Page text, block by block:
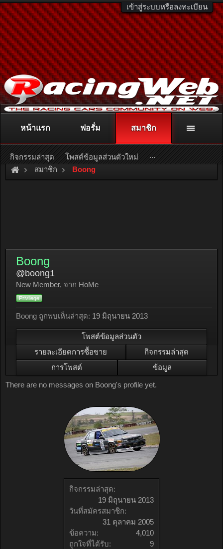
เข้าสู่ระบบหรือลงทะเบียน
ติดต่อลงโฆษณา racingweb@gmail.comหรือโทร. 081-811-1138
หรืออ่านรายละเอียดเพิ่มเติม คลิกที่นี่
สมาชิก Boong
กิจกรรมล่าสุด:
19 มิถุนายน 2013
วันที่สมัครสมาชิก:
31 ตุลาคม 2005
ข้อความ:
4,010
ถูกใจที่ได้รับ:
9
Boong
@boong1
New Member, จาก HoMe
Privilege
Boong ถูกพบเห็นล่าสุด: 19 มิถุนายน 2013
โพสต์ข้อมูลส่วนตัว
รายละเอียดการซื้อขาย
กิจกรรมล่าสุด
การโพสต์
ข้อมูล
There are no messages on Boong's profile yet.
หน้าแรก ฟอรั่ม สมาชิก
กิจกรรมล่าสุด โพสต์ข้อมูลส่วนตัวใหม่ ...